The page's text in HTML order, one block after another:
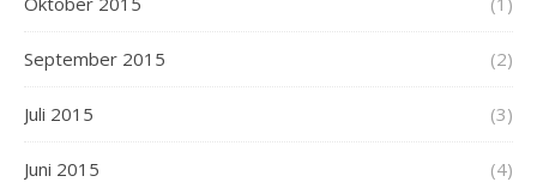
September 2015 (2)
Juli 2015 (3)
Juni 2015 (4)